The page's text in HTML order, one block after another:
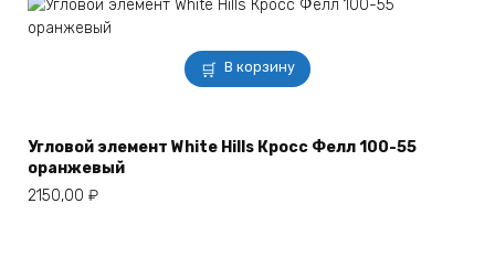
В корзину
Угловой элемент White Hills Кросс Фелл 100-55
оранжевый
2150,00 ₽